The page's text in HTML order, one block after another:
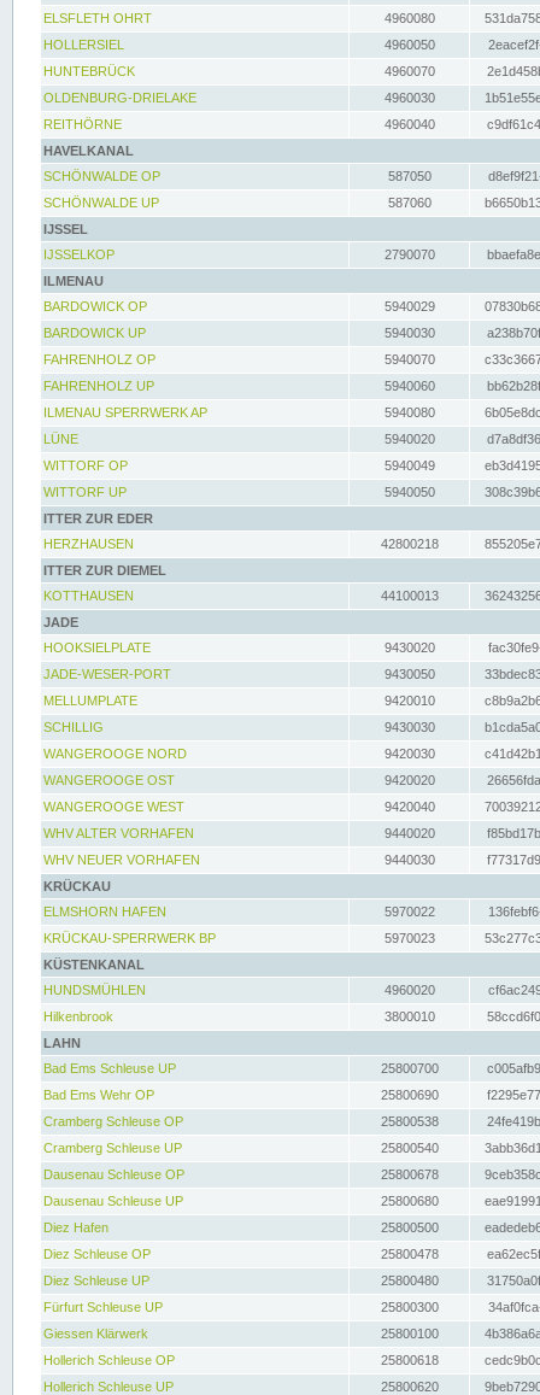
ELSFLETH OHRT
4960080
HOLLERSIEL
4960050
HUNTEBRÜCK
4960070
OLDENBURG-DRIELAKE
4960030
REITHÖRNE
4960040
HAVELKANAL
SCHÖNWALDE OP
587050
SCHÖNWALDE UP
587060
IJSSEL
IJSSELKOP
2790070
ILMENAU
BARDOWICK OP
5940029
BARDOWICK UP
5940030
FAHRENHOLZ OP
5940070
FAHRENHOLZ UP
5940060
ILMENAU SPERRWERK AP
5940080
LÜNE
5940020
WITTORF OP
5940049
WITTORF UP
5940050
ITTER ZUR EDER
HERZHAUSEN
42800218
ITTER ZUR DIEMEL
KOTTHAUSEN
44100013
JADE
HOOKSIELPLATE
9430020
JADE-WESER-PORT
9430050
MELLUMPLATE
9420010
SCHILLIG
9430030
WANGEROOGE NORD
9420030
WANGEROOGE OST
9420020
WANGEROOGE WEST
9420040
WHV ALTER VORHAFEN
9440020
WHV NEUER VORHAFEN
9440030
KRÜCKAU
ELMSHORN HAFEN
5970022
KRÜCKAU-SPERRWERK BP
5970023
KÜSTENKANAL
HUNDSMÜHLEN
4960020
Hilkenbrook
3800010
LAHN
Bad Ems Schleuse UP
25800700
Bad Ems Wehr OP
25800690
Cramberg Schleuse OP
25800538
Cramberg Schleuse UP
25800540
Dausenau Schleuse OP
25800678
Dausenau Schleuse UP
25800680
Diez Hafen
25800500
Diez Schleuse OP
25800478
Diez Schleuse UP
25800480
Fürfurt Schleuse UP
25800300
Giessen Klärwerk
25800100
Hollerich Schleuse OP
25800618
Hollerich Schleuse UP
25800620